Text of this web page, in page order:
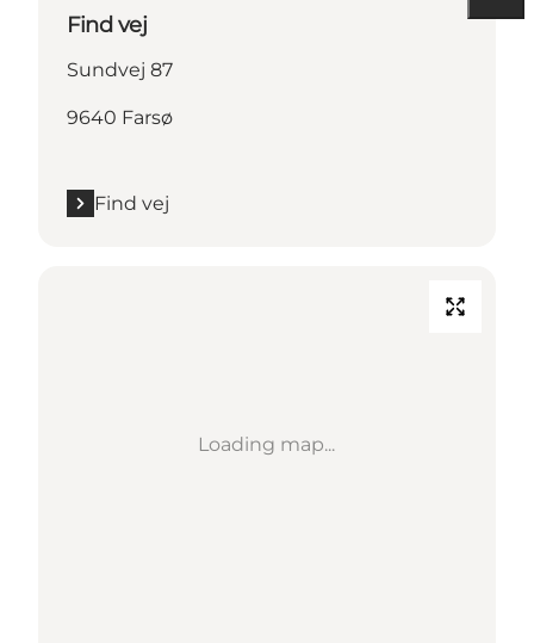
Find vej
Sundvej 87
9640 Farsø
Find vej
Loading map...